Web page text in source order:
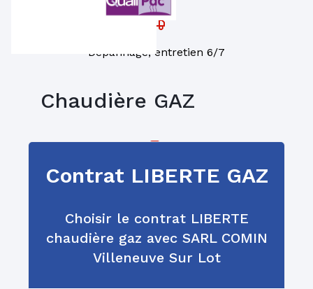
Chaudière GAZ
Contrat LIBERTE GAZ
Choisir le contrat LIBERTE
chaudière gaz avec SARL COMIN
Villeneuve Sur Lot
Dépannage, entretien 6/7
Installation et